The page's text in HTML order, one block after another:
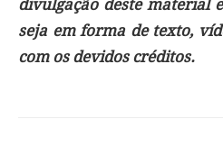
divulgação deste material
seja em forma de texto,
com os devidos créditos.